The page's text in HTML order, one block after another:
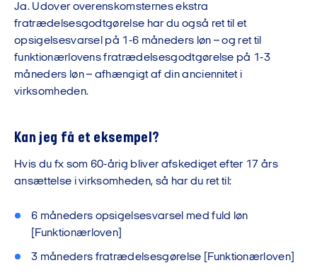
Ja. Udover overenskomsternes ekstra
fratrædelsesgodtgørelse har du også ret til et
opsigelsesvarsel på 1-6 måneders løn – og ret til
funktionærlovens fratrædelsesgodtgørelse på 1-3
måneders løn – afhængigt af din anciennitet i
virksomheden.
Kan jeg få et eksempel?
Hvis du fx som 60-årig bliver afskediget efter 17 års
ansættelse i virksomheden, så har du ret til:
6 måneders opsigelsesvarsel med fuld løn
[Funktionærloven]
3 måneders fratrædelsesgørelse [Funktionærloven]